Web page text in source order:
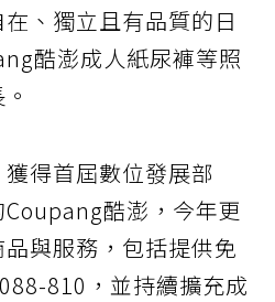
、獨立且有品質的日
酷澎成人紙尿褲等照
得首屆數位發展部
Coupang酷澎，今年更
與服務，包括提供免
810，並持續擴充成